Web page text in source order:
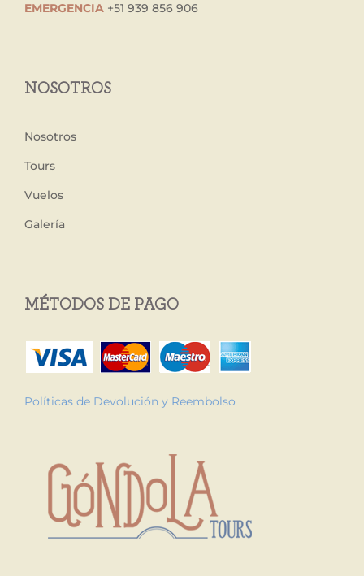
EMERGENCIA +51 939 856 906
NOSOTROS
Nosotros
Tours
Vuelos
Galería
MÉTODOS DE PAGO
Políticas de Devolución y Reembolso